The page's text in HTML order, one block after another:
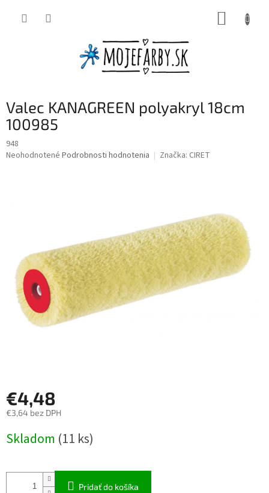
Valec KANAGREEN polyakryl 18cm
100985
948
Priemerné
Neohodnotené Podrobnosti hodnotenia Značka: CIRET
€4,48
€3,64 bez DPH
cena:
Skladom (11 ks)
Pridať do košíka